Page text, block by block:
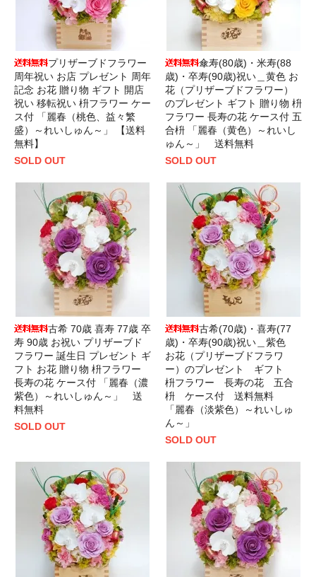
プリザーブドフラワー
周年祝い お店 プレゼント 周年
記念 お花 贈り物 ギフト 開店
祝い 移転祝い 枡フラワー ケー
ス付 「麗春（桃色、益々繁
盛）～れいしゅん～」 【送料
無料】
SOLD OUT
傘寿(80歳)・米寿(88
歳)・卒寿(90歳)祝い＿黄色 お
花（プリザーブドフラワー）
のプレゼント ギフト 贈り物 枡
フラワー 長寿の花 ケース付 五
合枡 「麗春（黄色）～れいし
ゅん～」 送料無料
SOLD OUT
古希 70歳 喜寿 77歳 卒
寿 90歳 お祝い プリザーブド
フラワー 誕生日 プレゼント ギ
フト お花 贈り物 枡フラワー
長寿の花 ケース付 「麗春（濃
紫色）～れいしゅん～」 送
料無料
SOLD OUT
古希(70歳)・喜寿(77
歳)・卒寿(90歳)祝い＿紫色
お花（プリザーブドフラワ
ー）のプレゼント ギフト
枡フラワー 長寿の花 五合
枡 ケース付 送料無料
「麗春（淡紫色）～れいしゅ
ん～」
SOLD OUT